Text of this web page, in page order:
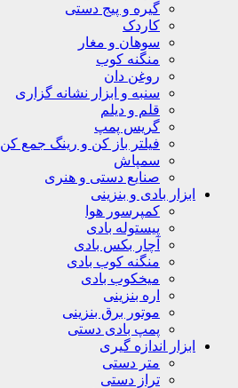
گیره و پیج دستی
کاردک
سوهان و مغار
منگنه کوب
روغن دان
سنبه و ابزار نشانه گزاری
قلم و دیلم
گریس پمپ
فیلتر باز کن و رینگ جمع کن
سمپاش
صنایع دستی و هنری
ابزار بادی و بنزینی
کمپرسور هوا
پیستوله بادی
آچار بکس بادی
منگنه کوب بادی
میخکوب بادی
اره بنزینی
موتور برق بنزینی
پمپ بادی دستی
ابزار اندازه گیری
متر دستی
تراز دستی